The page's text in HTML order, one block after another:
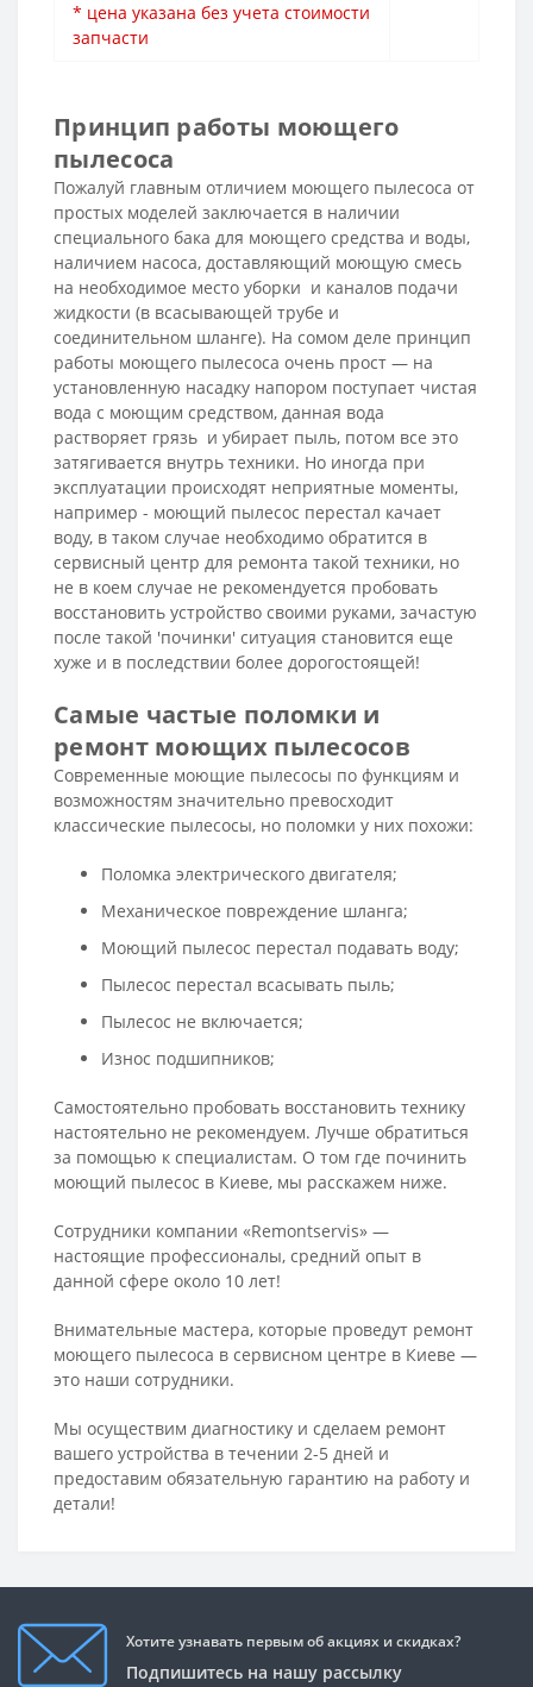
* цена указана без учета стоимости
запчасти
Принцип работы моющего
пылесоса
Пожалуй главным отличием моющего пылесоса от
простых моделей заключается в наличии
специального бака для моющего средства и воды,
наличием насоса, доставляющий моющую смесь
на необходимое место уборки и каналов подачи
жидкости (в всасывающей трубе и
соединительном шланге). На сомом деле принцип
работы моющего пылесоса очень прост — на
установленную насадку напором поступает чистая
вода с моющим средством, данная вода
растворяет грязь и убирает пыль, потом все это
затягивается внутрь техники. Но иногда при
эксплуатации происходят неприятные моменты,
например - моющий пылесос перестал качает
воду, в таком случае необходимо обратится в
сервисный центр для ремонта такой техники, но
не в коем случае не рекомендуется пробовать
восстановить устройство своими руками, зачастую
после такой 'починки' ситуация становится еще
хуже и в последствии более дорогостоящей!
Самые частые поломки и
ремонт моющих пылесосов
Современные моющие пылесосы по функциям и
возможностям значительно превосходит
классические пылесосы, но поломки у них похожи:
Поломка электрического двигателя;
Механическое повреждение шланга;
Моющий пылесос перестал подавать воду;
Пылесос перестал всасывать пыль;
Пылесос не включается;
Износ подшипников;
Самостоятельно пробовать восстановить технику
настоятельно не рекомендуем. Лучше обратиться
за помощью к специалистам. О том где починить
моющий пылесос в Киеве, мы расскажем ниже.
Сотрудники компании «Remontservis» —
настоящие профессионалы, средний опыт в
данной сфере около 10 лет!
Внимательные мастера, которые проведут ремонт
моющего пылесоса в сервисном центре в Киеве —
это наши сотрудники.
Мы осуществим диагностику и сделаем ремонт
вашего устройства в течении 2-5 дней и
предоставим обязательную гарантию на работу и
детали!
Хотите узнавать первым об акциях и скидках?
Подпишитесь на нашу рассылку